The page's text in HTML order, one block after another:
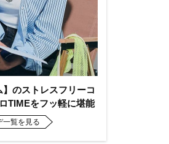
】のストレスフリーコ
TIMEをフッ軽に堪能
一覧を見る